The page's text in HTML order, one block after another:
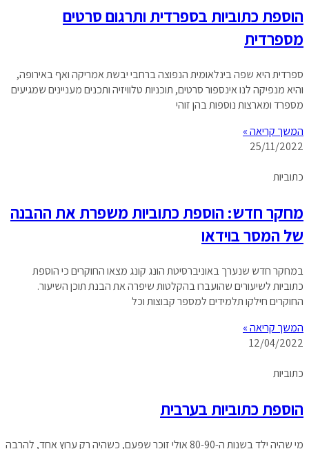
הוספת כתוביות בספרדית ותרגום סרטים
מספרדית
ספרדית היא שפה בינלאומית הנפוצה ברחבי יבשת אמריקה ואף באירופה,
והיא מנפיקה לנו אינספור סרטים, תוכניות טלוויזיה ותכנים מעניינים שמגיעים
מספרד ומארצות נוספות בהן זוהי
המשך קריאה »
25/11/2022
כתוביות
מחקר חדש: הוספת כתוביות משפרת את ההבנה
של המסר בוידאו
במחקר חדש שנערך באוניברסיטת הונג קונג מצאו החוקרים כי הוספת
כתוביות לשיעורים שהועברו בהקלטות שיפרה את הבנת תוכן השיעור.
החוקרים חילקו תלמידים למספר קבוצות וכל
המשך קריאה »
12/04/2022
כתוביות
הוספת כתוביות בערבית
מי שהיה ילד בשנות ה-80-90 אולי זוכר שפעם, כשהיה רק ערוץ אחד, להרבה